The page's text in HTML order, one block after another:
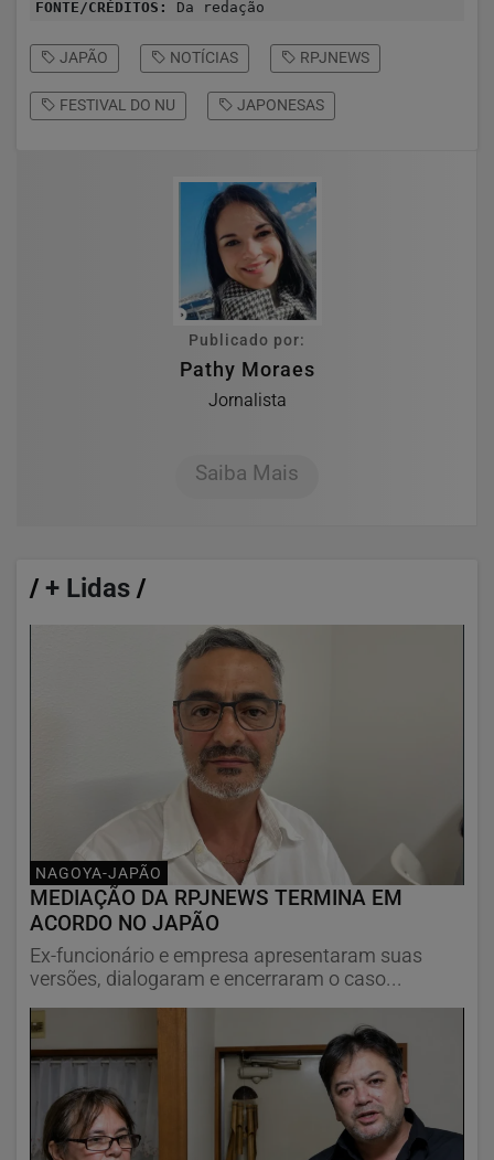
FONTE/CRÉDITOS: Da redação
JAPÃO NOTÍCIAS RPJNEWS
FESTIVAL DO NU JAPONESAS
Publicado por:
Pathy Moraes
Jornalista
Saiba Mais
/ + Lidas /
NAGOYA-JAPÃO
MEDIAÇÃO DA RPJNEWS TERMINA EM
ACORDO NO JAPÃO
Ex-funcionário e empresa apresentaram suas
versões, dialogaram e encerraram o caso...